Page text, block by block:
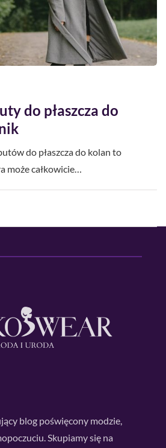
do płaszcza do
do płaszcza do kolan to
może całkowicie…
blog poświęcony modzie,
Skupiamy się na